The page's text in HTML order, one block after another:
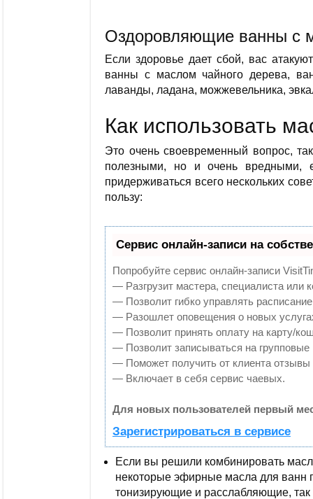
Оздоровляющие ванны с
Если здоровье дает сбой, вас
ванны с маслом чайного дерева,
лаванды, ладана, можжевельника,
Как использовать
Это очень своевременный вопрос,
полезными, но и очень вредными,
придерживаться всего нескольких
пользу:
Сервис онлайн-записи на
Попробуйте сервис онлайн-записи
— Разгрузит мастера, специалиста или
— Позволит гибко управлять
— Разошлет оповещения о новых
— Позволит принять оплату на карту/
— Позволит записываться на
— Поможет получить от клиента отзывы
— Включает в себя сервис чаевых.
Для новых пользователей первый
Зарегистрироваться в сервисе
Если вы решили комбинировать
некоторые эфирные масла для ванн
тонизирующие и расслабляющие, так